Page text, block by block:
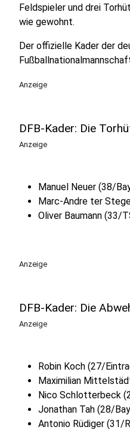
Feldspieler und drei
wie gewohnt.
Der offizielle Kader der
Anzeige
DFB-Kader: Die
Anzeige
Manuel Neuer (38/
Marc-Andre ter
Oliver Baumann (33/
Anzeige
DFB-Kader: Die
Anzeige
Robin Koch (27/
Maximilian
Nico Schlotterbeck
Jonathan Tah (28/
Antonio Rüdiger (31/